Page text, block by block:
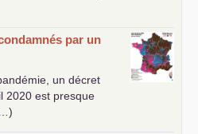
par un
un décret
2020 est presque